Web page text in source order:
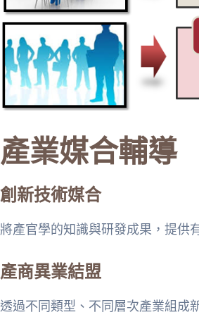
產業媒合輔導
創新技術媒合​
將產官學的知識與研發成果，提供
產商異業結盟
透過不同類型、不同層次產業組成